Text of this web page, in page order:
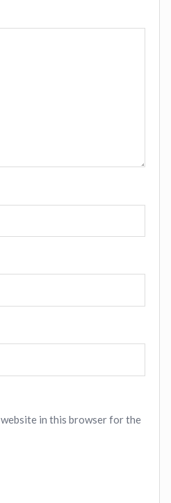
website in this browser for the